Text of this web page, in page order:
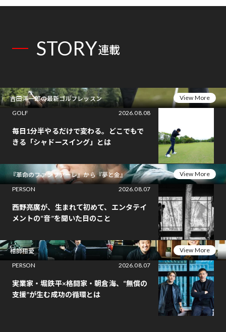
STORY連載
吉田洋一郎の最新ゴルフレッスン
View More
GOLF
2026.08.08
毎日1分半やるだけで変わる。どこでもで
きる「シャドースイング」とは
『革命のファンファーレ』から『夢と金』
View More
PERSON
2026.08.07
西野亮廣が、生まれて初めて、エンタテイ
メントの“音”を聞いた日のこと
相師相愛
View More
PERSON
2026.08.07
実業家・堀鉄平×格闘家・朝倉海、“無償の
支援”が生む成功の循環とは